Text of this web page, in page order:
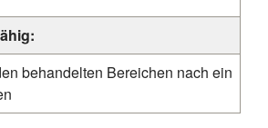
behandelten Bereichen nach ein